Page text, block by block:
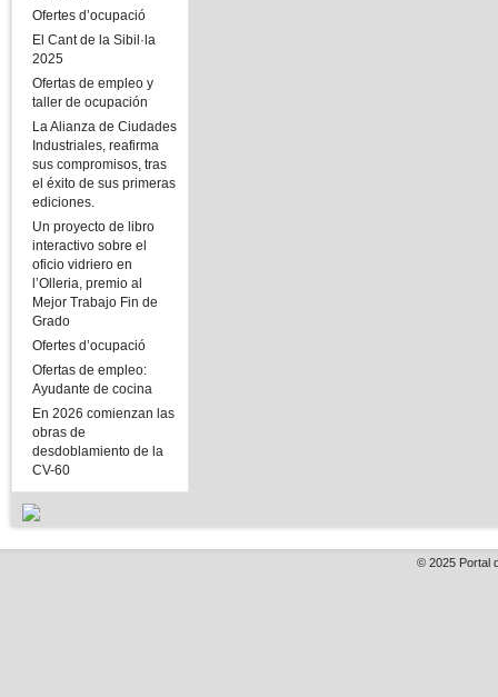
Ofertes d’ocupació
El Cant de la Sibil·la
2025
Ofertas de empleo y
taller de ocupación
La Alianza de Ciudades
Industriales, reafirma
sus compromisos, tras
el éxito de sus primeras
ediciones.
Un proyecto de libro
interactivo sobre el
oficio vidriero en
l’Olleria, premio al
Mejor Trabajo Fin de
Grado
Ofertes d’ocupació
Ofertas de empleo:
Ayudante de cocina
En 2026 comienzan las
obras de
desdoblamiento de la
CV-60
© 2025 Portal